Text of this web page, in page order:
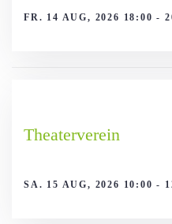
FR. 14 AUG, 2026 18:00 -
Theaterverein
SA. 15 AUG, 2026 10:00 -